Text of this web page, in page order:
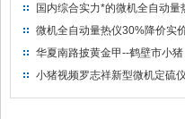
量热仪
国内综合实力*的微机全自动量
仪制造企业
微机全自动量热仪30%降价实
出售
华夏南路披黄金甲--鹤壁市小猪
视频罗志祥仪器仪表有限公司
小猪视频罗志祥新型微机定硫仪